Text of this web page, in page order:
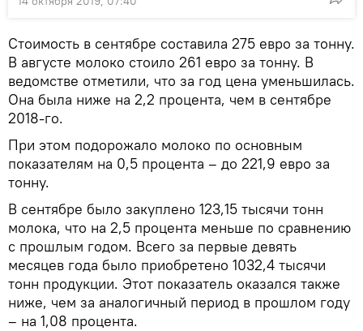
Стоимость в сентябре составила 275 евро за тонну.
В августе молоко стоило 261 евро за тонну. В
ведомстве отметили, что за год цена уменьшилась.
Она была ниже на 2,2 процента, чем в сентябре
2018-го.
При этом подорожало молоко по основным
показателям на 0,5 процента – до 221,9 евро за
тонну.
В сентябре было закуплено 123,15 тысячи тонн
молока, что на 2,5 процента меньше по сравнению
с прошлым годом. Всего за первые девять
месяцев года было приобретено 1032,4 тысячи
тонн продукции. Этот показатель оказался также
ниже, чем за аналогичный период в прошлом году
– на 1,08 процента.